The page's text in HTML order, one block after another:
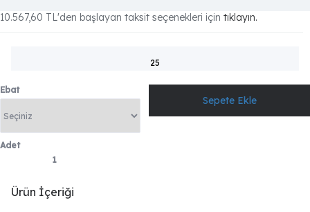
10.567,60 TL'den başlayan taksit seçenekleri için tıklayın.
25
Ebat
Adet
Ürün İçeriği